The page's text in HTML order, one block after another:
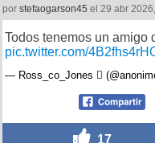
por stefaogarson45 el 29 abr
Todos tenemos un amigo
pic.twitter.com/
— Ross_co_Jones 
17